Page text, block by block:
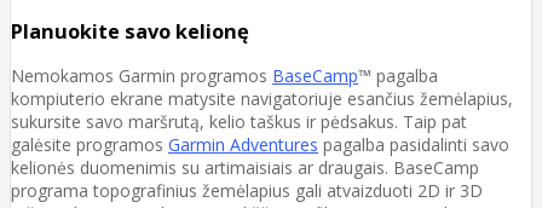
Planuokite savo kelionę
Nemokamos Garmin programos BaseCamp™ pagalba
kompiuterio ekrane matysite navigatoriuje esančius žemėlapius,
sukursite savo maršrutą, kelio taškus ir pėdsakus. Taip pat
galėsite programos Garmin Adventures pagalba pasidalinti savo
kelionės duomenimis su artimaisiais ar draugais. BaseCamp
programa topografinius žemėlapius gali atvaizduoti 2D ir 3D